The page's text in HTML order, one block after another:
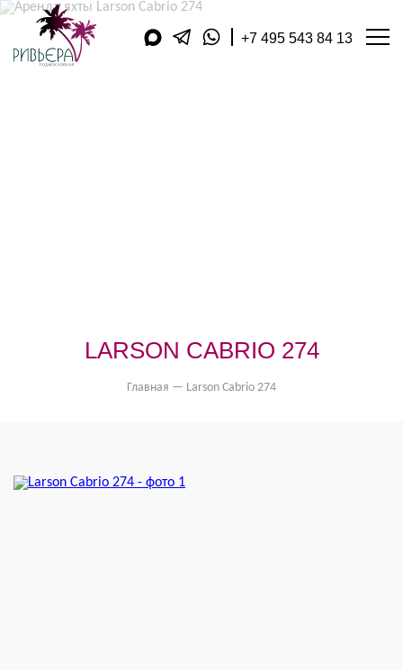
+7 495 543 84 13
LARSON CABRIO 274
Главная — Larson Cabrio 274